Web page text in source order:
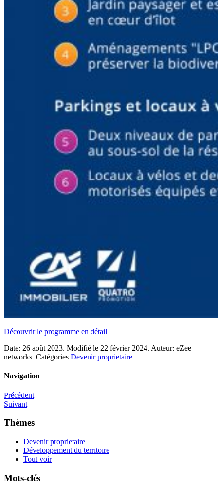
Découvrir le programme en détail
Date: 26 août 2023. Modifié le 22 février 2024. Auteur: eZee
networks. Catégories Devenir proprietaire.
Navigation
Précédent
Suivant
Thèmes
Devenir proprietaire
Développement du territoire
Tout voir
Mots-clés